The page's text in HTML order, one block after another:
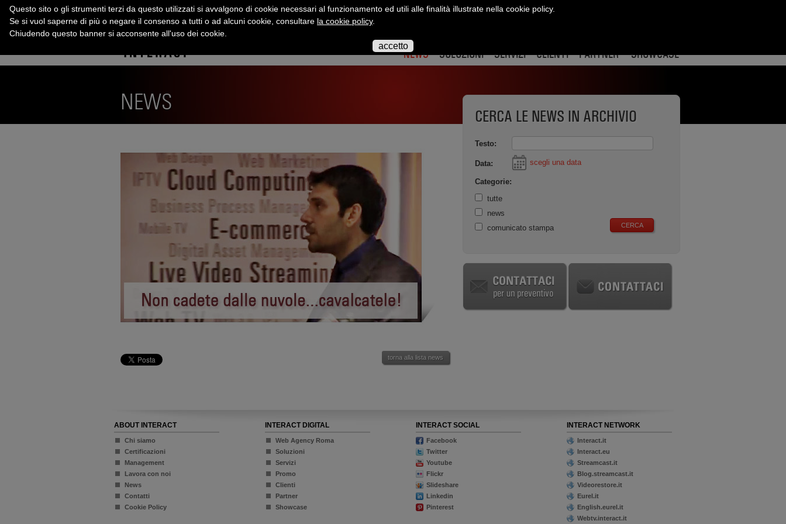
NEWS SOLUZIONI SERVIZI CLIENTI PARTNER SHOWCASE
NEWS
torna alla lista news
CERCA LE NEWS IN ARCHIVIO
Testo:
Data: scegli una data
Categorie:
tutte
news
comunicato stampa
CERCA
ABOUT INTERACT
Chi siamo
Certificazioni
Management
Lavora con noi
News
Contatti
Cookie Policy
INTERACT DIGITAL
Web Agency Roma
Soluzioni
Servizi
Promo
Clienti
Partner
Showcase
INTERACT SOCIAL
Facebook
Twitter
Youtube
Flickr
Slideshare
Linkedin
Pinterest
INTERACT NETWORK
Interact.it
Interact.eu
Streamcast.it
Blog.streamcast.it
Videorestore.it
Eurel.it
English.eurel.it
Webtv.interact.it
Questo sito o gli strumenti terzi da questo utilizzati si avvalgono di cookie necessari al funzionamento ed utili alle finalità illustrate nella cookie policy.
Se si vuol saperne di più o negare il consenso a tutti o ad alcuni cookie, consultare la cookie policy.
Chiudendo questo banner si acconsente all'uso dei cookie.
accetto